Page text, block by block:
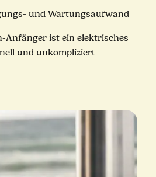
und Wartungsaufwand
Anfänger ist ein elektrisches
und unkompliziert